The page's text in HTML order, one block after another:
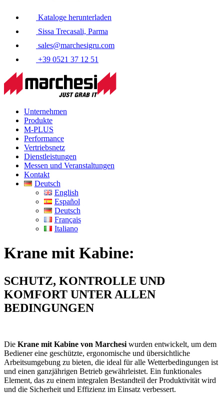
Kataloge herunterladen
Sissa Trecasali, Parma
sales@marchesigru.com
+39 0521 37 12 51
Unternehmen
Produkte
M-PLUS
Performance
Vertriebsnetz
Dienstleistungen
Messen und Veranstaltungen
Kontakt
Deutsch
English
Español
Deutsch
Français
Italiano
Krane mit Kabine:
SCHUTZ, KONTROLLE UND
KOMFORT UNTER ALLEN
BEDINGUNGEN
Die Krane mit Kabine von Marchesiwurden entwickelt, um dem
Bediener eine geschützte, ergonomische und übersichtliche
Arbeitsumgebung zu bieten, die ideal für alle Wetterbedingungen ist
und einen ganzjährigen Betrieb gewährleistet. Ein funktionales
Element, das zu einem integralen Bestandteil der Produktivität wird
und die Sicherheit und Effizienz im Einsatz verbessert.